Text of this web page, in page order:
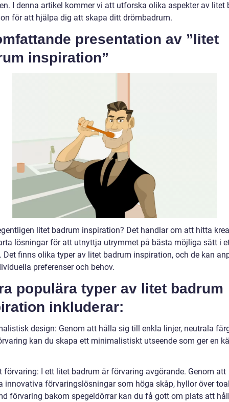
I denna artikel kommer vi att utforska olika aspekter av litet
för att hjälpa dig att skapa ditt drömbadrum.
presentation av ”litet
inspiration”
litet badrum inspiration? Det handlar om att hitta
lösningar för att utnyttja utrymmet på bästa möjliga sätt i
Det finns olika typer av litet badrum inspiration, och de kan
preferenser och behov.
populära typer av litet badrum
inkluderar:
design: Genom att hålla sig till enkla linjer, neutrala
kan du skapa ett minimalistiskt utseende som ger en
förvaring: I ett litet badrum är förvaring avgörande. Genom att
innovativa förvaringslösningar som höga skåp, hyllor över
förvaring bakom spegeldörrar kan du få gott om plats att